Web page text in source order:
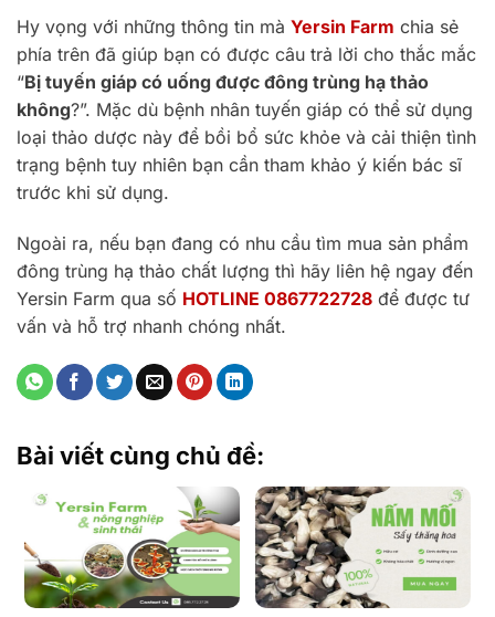
Hy vọng với những thông tin mà Yersin Farm chia sẻ
phía trên đã giúp bạn có được câu trả lời cho thắc mắc
“Bị tuyến giáp có uống được đông trùng hạ thảo
không?”. Mặc dù bệnh nhân tuyến giáp có thể sử dụng
loại thảo dược này để bồi bổ sức khỏe và cải thiện tình
trạng bệnh tuy nhiên bạn cần tham khảo ý kiến bác sĩ
trước khi sử dụng.
Ngoài ra, nếu bạn đang có nhu cầu tìm mua sản phẩm
đông trùng hạ thảo chất lượng thì hãy liên hệ ngay đến
Yersin Farm qua số HOTLINE 0867722728 để được tư
vấn và hỗ trợ nhanh chóng nhất.
Bài viết cùng chủ đề: